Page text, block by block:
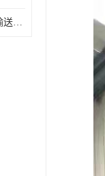
惠州永高给水管哪家好 输送能力强 方便施工和运输